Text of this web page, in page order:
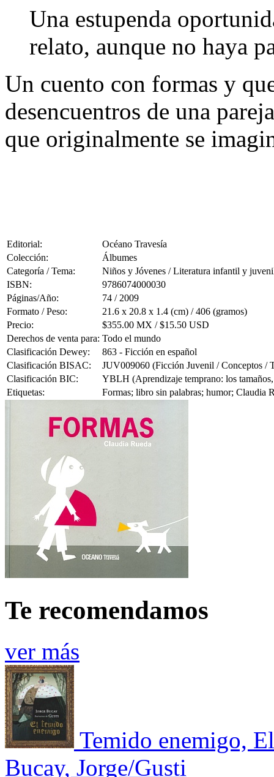
Una estupenda
relato, aunque no haya
Un cuento con formas y
desencuentros de una
que originalmente se
Editorial:
Océano Travesía
Colección:
Álbumes
Categoría / Tema:
Niños y Jóvenes / Literatura infantil y
ISBN:
9786074000030
Páginas/Año:
74 / 2009
Formato / Peso:
21.6 x 20.8 x 1.4 (cm) / 406 (gramos)
Precio:
$355.00 MX / $15.50 USD
Derechos de venta para: Todo el mundo
Clasificación Dewey:
863 - Ficción en español
Clasificación BISAC:
JUV009060 (Ficción Juvenil / Conceptos /
Clasificación BIC:
YBLH (Aprendizaje temprano: los
Etiquetas:
Formas; libro sin palabras; humor; Claudia
Te recomendamos
ver más
Temido enemigo, El
Bucay, Jorge/Gusti